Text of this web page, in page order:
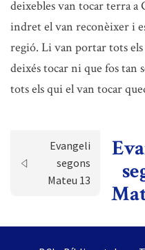
deixebles van tocar terra a
indret el van reconèixer i
regió. Li van portar tots els
deixés tocar ni que fos tan
tots els qui el van tocar
Evangeli
segons
Mateu 13